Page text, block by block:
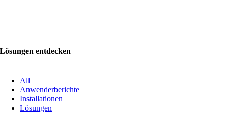
Lösungen entdecken
All
Anwenderberichte
Installationen
Lösungen